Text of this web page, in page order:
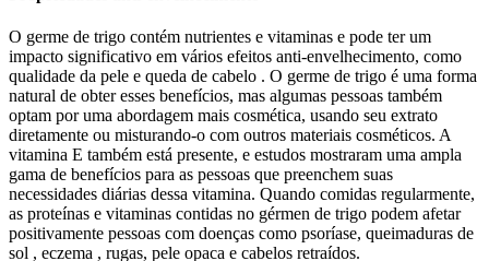
O germe de trigo contém nutrientes e vitaminas e pode ter um
impacto significativo em vários efeitos anti-envelhecimento, como
qualidade da pele e queda de cabelo . O germe de trigo é uma forma
natural de obter esses benefícios, mas algumas pessoas também
optam por uma abordagem mais cosmética, usando seu extrato
diretamente ou misturando-o com outros materiais cosméticos. A
vitamina E também está presente, e estudos mostraram uma ampla
gama de benefícios para as pessoas que preenchem suas
necessidades diárias dessa vitamina. Quando comidas regularmente,
as proteínas e vitaminas contidas no gérmen de trigo podem afetar
positivamente pessoas com doenças como psoríase, queimaduras de
sol , eczema , rugas, pele opaca e cabelos retraídos.